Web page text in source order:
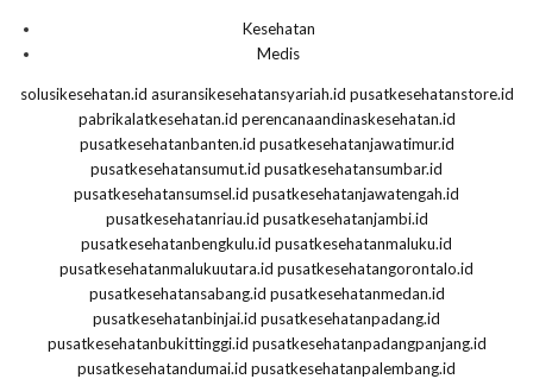
Kesehatan
Medis
solusikesehatan.id asuransikesehatansyariah.id pusatkesehatanstore.id
pabrikalatkesehatan.id perencanaandinaskesehatan.id
pusatkesehatanbanten.id pusatkesehatanjawatimur.id
pusatkesehatansumut.id pusatkesehatansumbar.id
pusatkesehatansumsel.id pusatkesehatanjawatengah.id
pusatkesehatanriau.id pusatkesehatanjambi.id
pusatkesehatanbengkulu.id pusatkesehatanmaluku.id
pusatkesehatanmalukuutara.id pusatkesehatangorontalo.id
pusatkesehatansabang.id pusatkesehatanmedan.id
pusatkesehatanbinjai.id pusatkesehatanpadang.id
pusatkesehatanbukittinggi.id pusatkesehatanpadangpanjang.id
pusatkesehatandumai.id pusatkesehatanpalembang.id